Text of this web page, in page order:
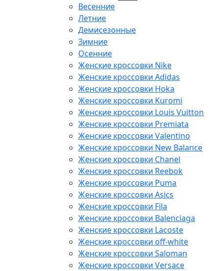
Весенние
Летние
Демисезонные
Зимние
Осенние
Женские кроссовки Nike
Женские кроссовки Adidas
Женские кроссовки Hoka
Женские кроссовки Kuromi
Женские кроссовки Louis Vuitton
Женские кроссовки Premiata
Женские кроссовки Valentino
Женские кроссовки New Balance
Женские кроссовки Chanel
Женские кроссовки Reebok
Женские кроссовки Puma
Женские кроссовки Asics
Женские кроссовки Fila
Женские кроссовки Balenciaga
Женские кроссовки Lacoste
Женские кроссовки off-white
Женские кроссовки Saloman
Женские кроссовки Versace